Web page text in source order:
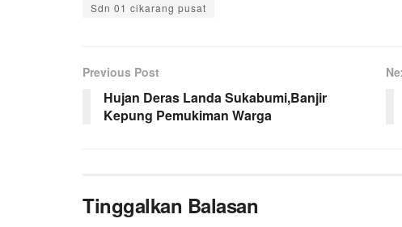
Sdn 01 cikarang pusat
Previous Post
Hujan Deras Landa Sukabumi,Banjir
Kepung Pemukiman Warga
Tinggalkan Balasan